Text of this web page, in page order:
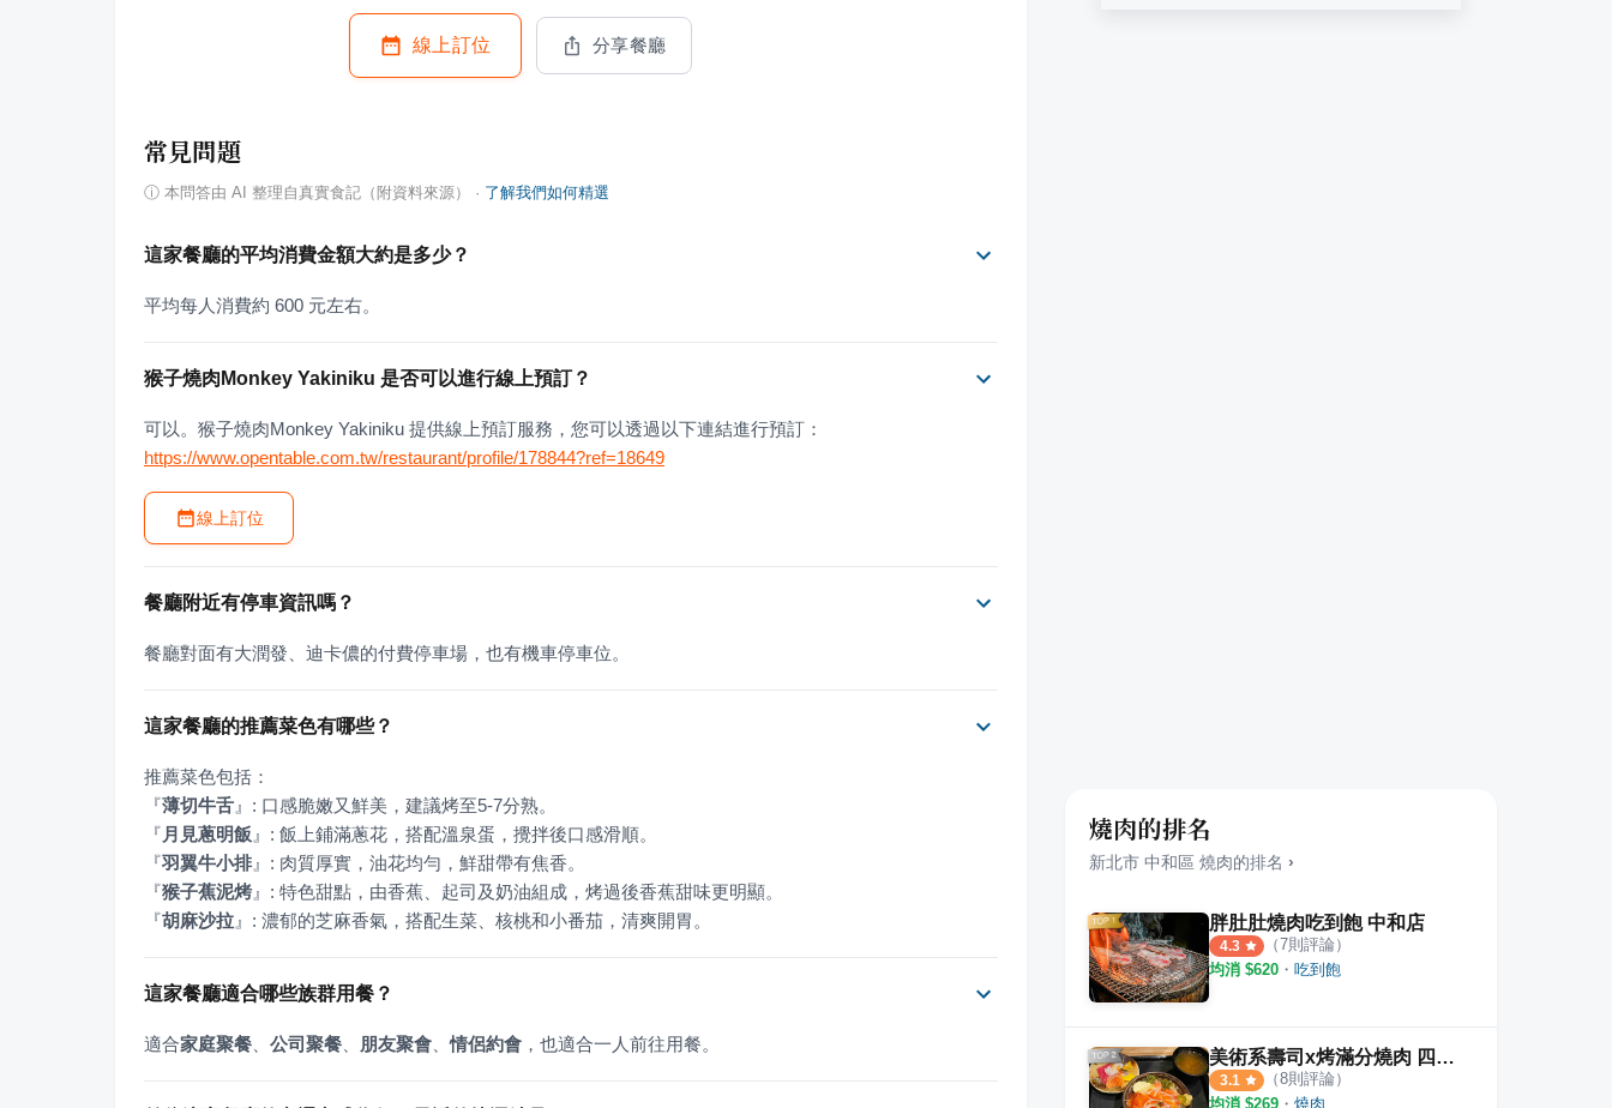
線上訂位 分享餐廳
常見問題
ⓘ 本問答由 AI 整理自真實食記（附資料來源） · 了解我們如何精選
這家餐廳的平均消費金額大約是多少？
平均每人消費約 600 元左右。
猴子燒肉Monkey Yakiniku 是否可以進行線上預訂？
可以。猴子燒肉Monkey Yakiniku 提供線上預訂服務，您可以透過以下連結進行預訂：
https://www.opentable.com.tw/restaurant/profile/178844?ref=18649
線上訂位
餐廳附近有停車資訊嗎？
餐廳對面有大潤發、迪卡儂的付費停車場，也有機車停車位。
這家餐廳的推薦菜色有哪些？
『薄切牛舌 』
『 月見蔥明飯 』
『羽翼牛小排』
『猴子蕉泥烤』
『胡麻沙拉 』 : 濃郁的芝麻香氣，搭配生菜、核桃和小番茄，清爽開胃。
這家餐廳適合哪些族群用餐？
適合家庭聚餐 公司聚餐 朋友聚會 、情侶約會 ，也適合一人前往用餐。
燒肉的排名
新北市 中和區 燒肉的排名 ›
胖肚肚燒肉吃到飽 中和店
4.3 （7則評論）
均消 $620 ・ 吃到飽
美術系壽司x烤滿分燒肉 四號公園店
3.1 （8則評論）
均消 $269 ・ 燒肉